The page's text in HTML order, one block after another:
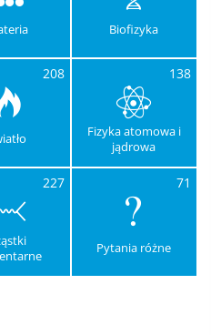
Biofizyka
208 138
Fizyka atomowa i
jądrowa
227 71
Pytania różne